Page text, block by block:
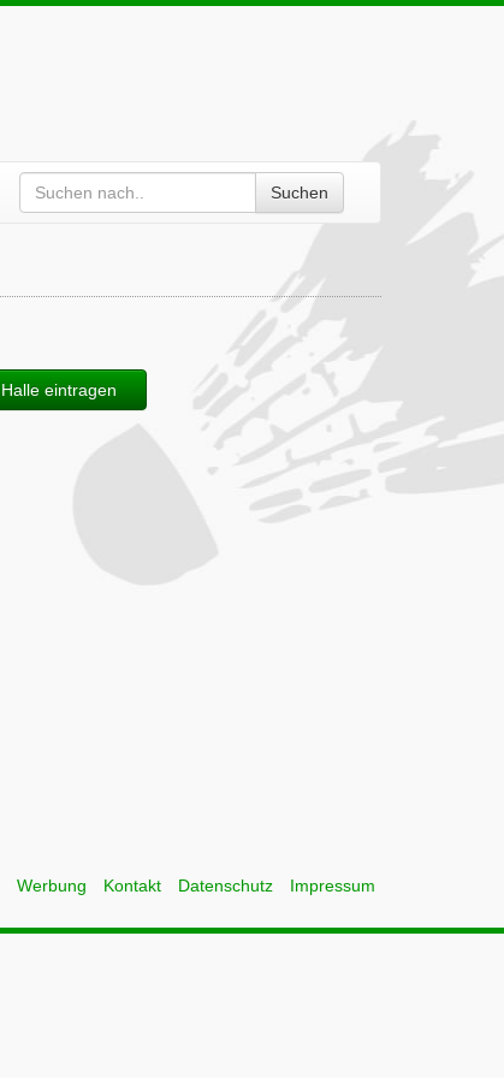
Suchen
Halle eintragen
Werbung Kontakt Datenschutz Impressum